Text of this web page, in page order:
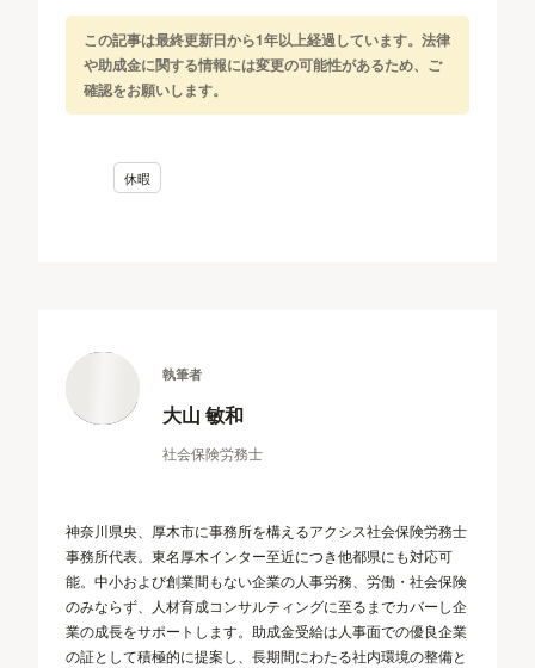
この記事は最終更新日から1年以上経過しています。法律
や助成金に関する情報には変更の可能性があるため、ご
確認をお願いします。
休暇
執筆者
大山 敏和
社会保険労務士
神奈川県央、厚木市に事務所を構えるアクシス社会保険労務士
事務所代表。東名厚木インター至近につき他都県にも対応可
能。中小および創業間もない企業の人事労務、労働・社会保険
のみならず、人材育成コンサルティングに至るまでカバーし企
業の成長をサポートします。助成金受給は人事面での優良企業
の証として積極的に提案し、長期間にわたる社内環境の整備と